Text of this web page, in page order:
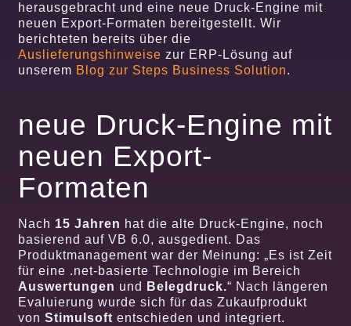
herausgebracht und eine neue Druck-Engine mit
neuen Export-Formaten bereitgestellt. Wir
berichteten bereits über die
Auslieferungshinweise zur ERP-Lösung auf
unserem Blog zur Steps Business Solution.
neue Druck-Engine mit
neuen Export-
Formaten
Nach 15 Jahren hat die alte Druck-Engine, noch
basierend auf VB 6.0, ausgedient. Das
Produktmanagement war der Meinung: „Es ist Zeit
für eine .net-basierte Technologie im Bereich
Auswertungen und Belegdruck.“ Nach längeren
Evaluierung wurde sich für das Zukaufprodukt
vonStimulsoft entschieden und integriert.